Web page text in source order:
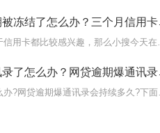
了怎么办？三个月信用卡逾期后果是什么？
办？网贷逾期爆通讯录会持续多久？|今日热门